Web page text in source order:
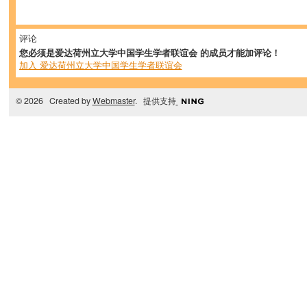
评论
您必须是爱达荷州立大学中国学生学者联谊会 的成员才能加评论！
加入 爱达荷州立大学中国学生学者联谊会
© 2026 Created byWebmaster. 提供支持